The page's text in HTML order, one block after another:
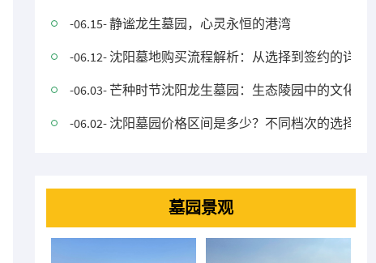
-06.15- 静谧龙生墓园，心灵永恒的港湾
-06.12- 沈阳墓地购买流程解析：从选择到签约的详细
-06.03- 芒种时节沈阳龙生墓园：生态陵园中的文化
-06.02- 沈阳墓园价格区间是多少？不同档次的选择有
墓园景观